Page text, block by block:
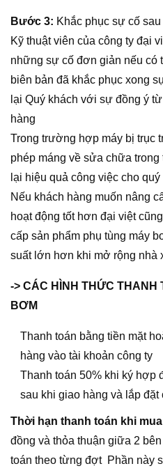
Bước 3: Khắc phục sự cố
Kỹ thuật viên của công ty đại
những sự cố đơn giản nếu có
biên bản đã khắc phục xong
lại Quý khách với sự đồng ý
hàng
Trong trường hợp máy bị trục
phép máng về sửa chữa
lại hiệu quả công việc cho quý
Nếu khách hàng muốn nâng
hoạt động tốt hơn đại việt
cấp sản phẩm phụ tùng máy
suất lớn hơn khi mở rộng
-> CÁC HÌNH THỨC THANH
BƠM
Thanh toán bằng tiền mặt
hàng vào tài khoản công ty
Thanh toán 50% khi ký hợp
sau khi giao hàng và lắp đặt
Thời hạn thanh toán khi
đồng và thỏa thuận giữa 2
toán theo từng đợt Phần này